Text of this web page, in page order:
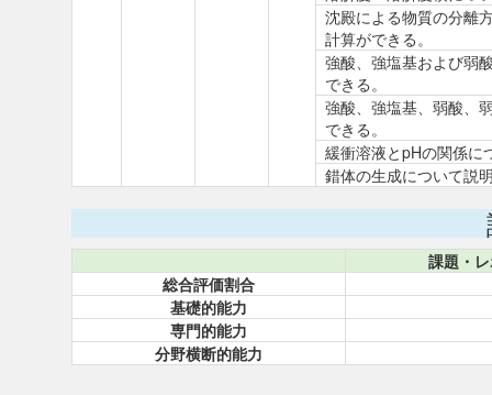
沈殿による物質の分離
計算ができる。
強酸、強塩基および弱
できる。
強酸、強塩基、弱酸、
できる。
緩衝溶液とpHの関係に
錯体の生成について説
課題・
総合評価割合
基礎的能力
専門的能力
分野横断的能力